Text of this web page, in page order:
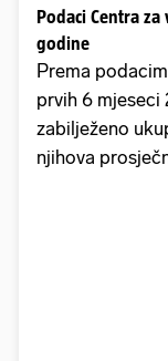
Podaci Centra
godine
Prema
prvih 6
zabilježeno
njihova